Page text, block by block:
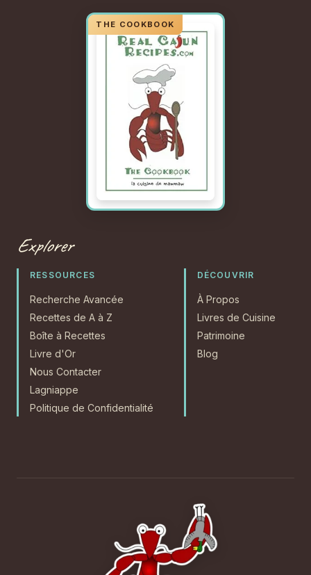
Explorer
RESSOURCES
Recherche Avancée
Recettes de A à Z
Boîte à Recettes
Livre d'Or
Nous Contacter
Lagniappe
Politique de Confidentialité
DÉCOUVRIR
À Propos
Livres de Cuisine
Patrimoine
Blog